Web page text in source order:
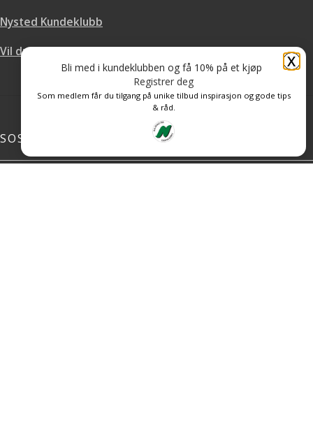
Nysted Kundeklubb
Vil du leie hos oss?
SOSIALE MEDIER
X
Bli med i kundeklubben og få 10% på et kjøp
Registrer deg
Som medlem får du tilgang på unike tilbud inspirasjon og gode tips
& råd.